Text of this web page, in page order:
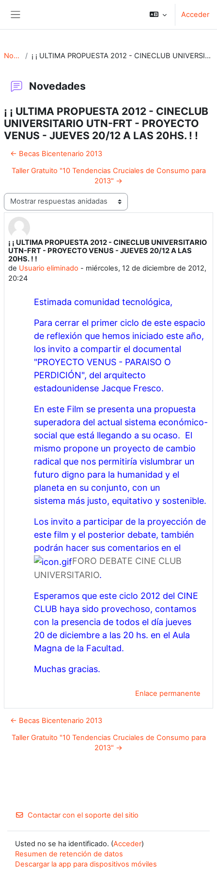
Acceder
Novedades ¡ ¡ ULTIMA PROPUESTA 2012 - CINECLUB UNIVERSITARIO UTN-FRT - PROYECTO VENUS - JUEVES 20/12 A LAS 20HS. ! !
Novedades
¡ ¡ ULTIMA PROPUESTA 2012 - CINECLUB
UNIVERSITARIO UTN-FRT - PROYECTO
VENUS - JUEVES 20/12 A LAS 20HS. ! !
← Becas Bicentenario 2013
Taller Gratuito "10 Tendencias Cruciales de Consumo para
2013" →
Mostrar modo
¡ ¡ ULTIMA PROPUESTA 2012 - CINECLUB UNIVERSITARIO
UTN-FRT - PROYECTO VENUS - JUEVES 20/12 A LAS
20HS. ! !
de Usuario eliminado - miércoles, 12 de diciembre de 2012,
20:24
Número de respuestas: 0
Estimada comunidad tecnológica,
Para cerrar el primer ciclo de este espacio
de reflexión que hemos iniciado este año,
los invito a compartir el documental
"PROYECTO VENUS - PARAISO O
PERDICIÓN", del arquitecto
estadounidense Jacque Fresco.
En este Film se presenta una propuesta
superadora del actual sistema económico-
social que está llegando a su ocaso. El
mismo propone un proyecto de cambio
radical que nos permitiría vislumbrar un
futuro digno para la humanidad y el
planeta en su conjunto, con un
sistema más justo, equitativo y sostenible.
Los invito a participar de la proyección de
este film y el posterior debate, también
podrán hacer sus comentarios en el
FORO DEBATE CINE CLUB
UNIVERSITARIO.
Esperamos que este ciclo 2012 del CINE
CLUB haya sido provechoso, contamos
con la presencia de todos el día jueves
20 de diciembre a las 20 hs. en el Aula
Magna de la Facultad.
Muchas gracias.
Enlace permanente
← Becas Bicentenario 2013
Taller Gratuito "10 Tendencias Cruciales de Consumo para
2013" →
Contactar con el soporte del sitio
Usted no se ha identificado. (Acceder)
Resumen de retención de datos
Descargar la app para dispositivos móviles